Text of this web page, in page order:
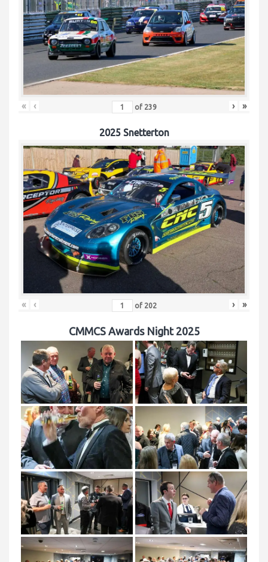
« ‹ of 239 › »
2025 Snetterton
« ‹ of 202 › »
CMMCS Awards Night 2025